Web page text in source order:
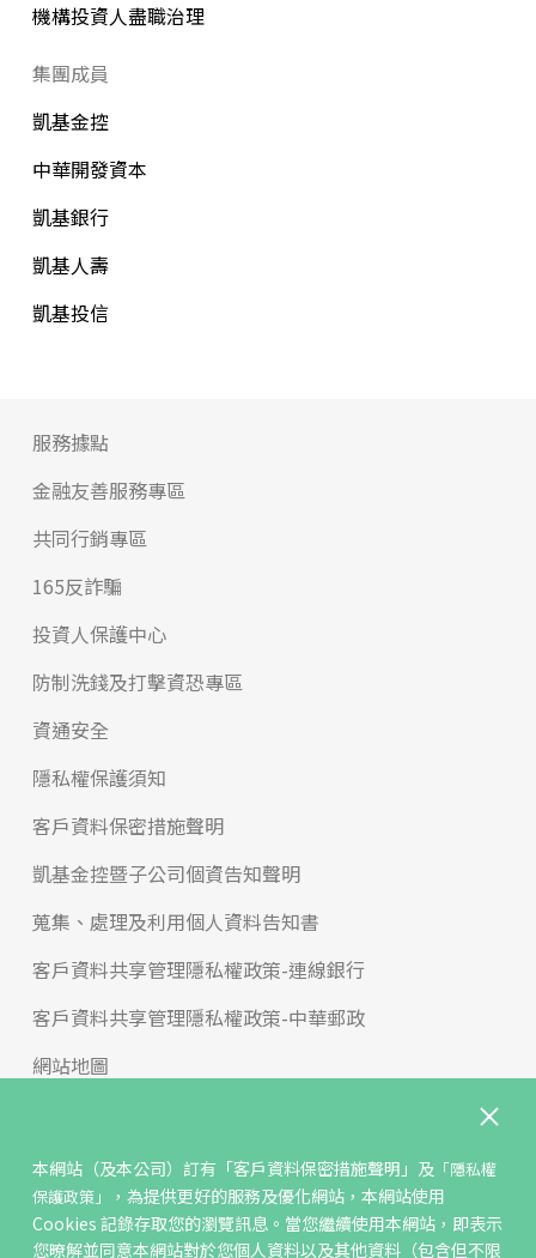
本網站（及本公司）訂有 「客戶資料保密措施聲明」 及「隱私權
保護政策」
，為提供更好的服務及優化網站，本網站使用
Cookies 記錄存取您的瀏覽訊息。當您繼續使用本網站，即表示
您暸解並同意本網站對於您個人資料以及其他資料（包含但不限
機構投資人盡職治理
集團成員
凱基金控
中華開發資本
凱基銀行
凱基人壽
凱基投信
服務據點
金融友善服務專區
共同行銷專區
165反詐騙
投資人保護中心
防制洗錢及打擊資恐專區
資通安全
隱私權保護須知
客戶資料保密措施聲明
凱基金控暨子公司個資告知聲明
蒐集、處理及利用個人資料告知書
客戶資料共享管理隱私權政策-連線銀行
客戶資料共享管理隱私權政策-中華郵政
網站地圖
免責聲明
聯絡我們